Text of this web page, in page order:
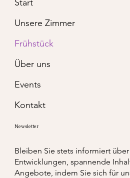
Newsletter
Bleiben Sie stets informiert
Entwicklungen, spannende
Angebote, indem Sie sich für
Start
Unsere Zimmer
Frühstück
Über uns
Events
Kontakt